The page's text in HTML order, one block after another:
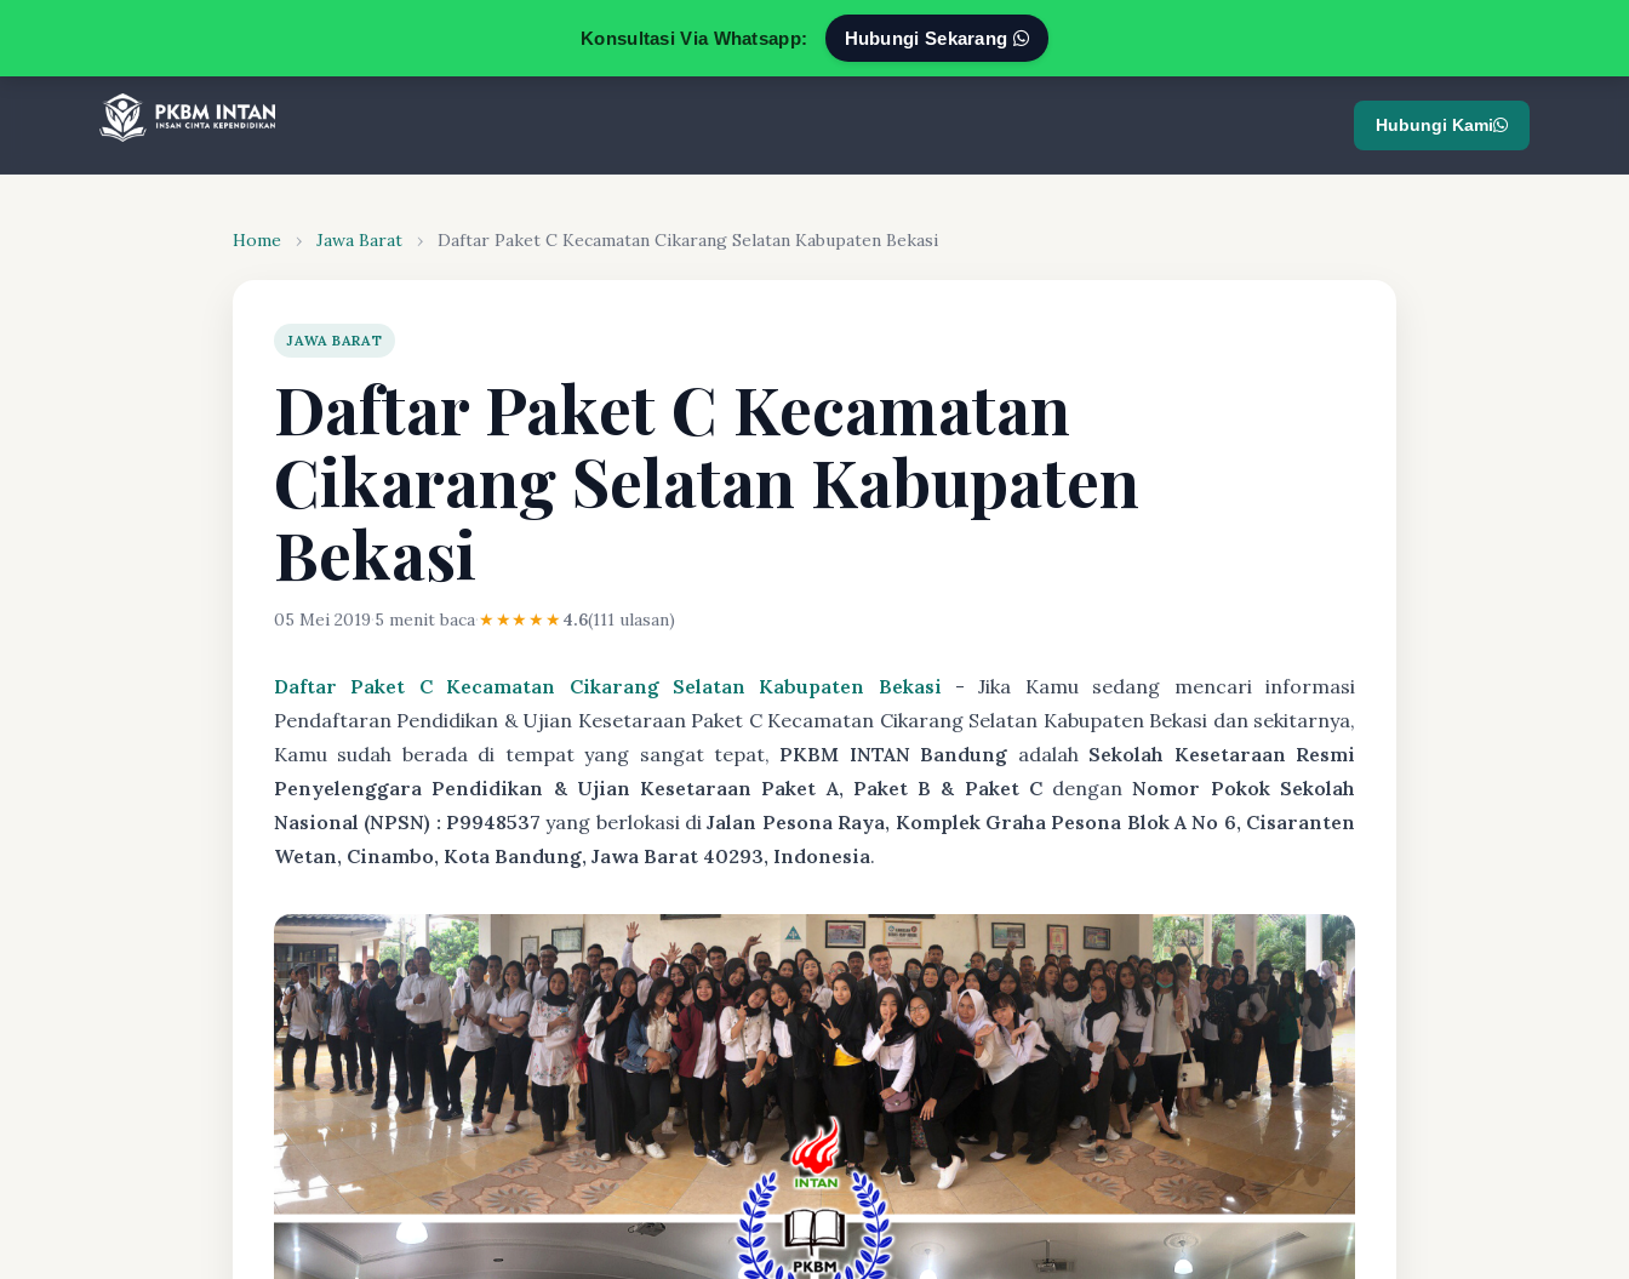
Konsultasi Via Whatsapp: Hubungi Sekarang
Hubungi Kami
Home › Jawa Barat › Daftar Paket C Kecamatan Cikarang Selatan Kabupaten Bekasi
JAWA BARAT
Daftar Paket C Kecamatan
Cikarang Selatan Kabupaten
Bekasi
05 Mei 2019·5 menit baca·★★★★★4.6(111 ulasan)
Daftar Paket C Kecamatan Cikarang Selatan Kabupaten Bekasi - Jika Kamu sedang mencari informasi
Pendaftaran Pendidikan & Ujian Kesetaraan Paket C Kecamatan Cikarang Selatan Kabupaten Bekasi dan sekitarnya,
Kamu sudah berada di tempat yang sangat tepat, PKBM INTAN Bandung adalah Sekolah Kesetaraan Resmi
Penyelenggara Pendidikan & Ujian Kesetaraan Paket A, Paket B & Paket CdenganNomor Pokok Sekolah
Nasional (NPSN) : P9948537 yang berlokasi diJalan Pesona Raya, Komplek Graha Pesona Blok A No 6, Cisaranten
Wetan, Cinambo, Kota Bandung, Jawa Barat 40293, Indonesia.